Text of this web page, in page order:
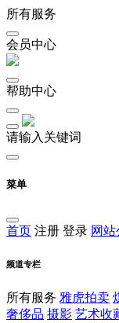
所有服务
会员中心
帮助中心
请输入关键词
菜单
首页 注册 登录 网
频道专栏
所有服务 雅虎拍卖
奢侈品 摄影 艺术收